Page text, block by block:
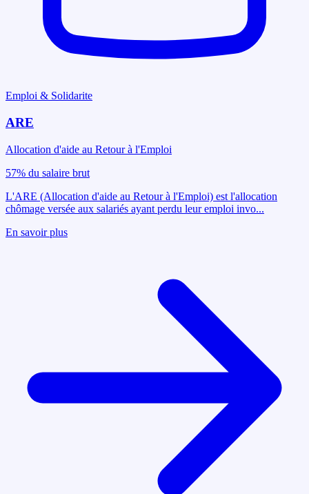
Emploi & Solidarite
ARE
Allocation d'aide au Retour à l'Emploi
57% du salaire brut
L'ARE (Allocation d'aide au Retour à l'Emploi) est l'allocation
chômage versée aux salariés ayant perdu leur emploi invo...
En savoir plus